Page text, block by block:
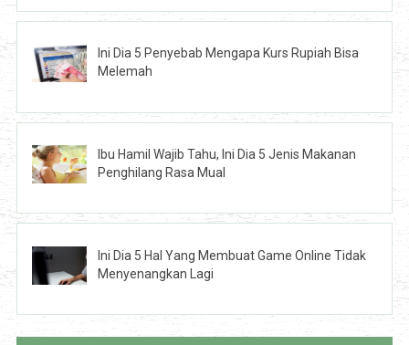
Ini Dia 5 Penyebab Mengapa Kurs Rupiah Bisa
Melemah
Ibu Hamil Wajib Tahu, Ini Dia 5 Jenis Makanan
Penghilang Rasa Mual
Ini Dia 5 Hal Yang Membuat Game Online Tidak
Menyenangkan Lagi